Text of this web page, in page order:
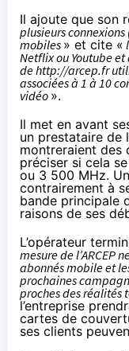
Il ajoute que son
plusieurs
mobiles » et cite «
Netflix ou Youtube
de http://arcep.fr
associées à 1 à 10
vidéo ».
Il met en avant
un prestataire de
montreraient des
préciser si cela
ou 3 500 MHz.
contrairement à
bande principale
raisons de ses
L’opérateur
mesure de l’ARCEP
abonnés mobile et
prochaines
proches des réalités
l’entreprise
cartes de
ses clients